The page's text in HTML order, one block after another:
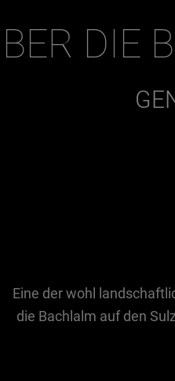
DIE
Eine der wohl
die Bachlalm auf den